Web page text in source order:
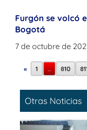
Furgón se volcó
Bogotá
7 de octubre de
« 1 … 810
Otras Noticias